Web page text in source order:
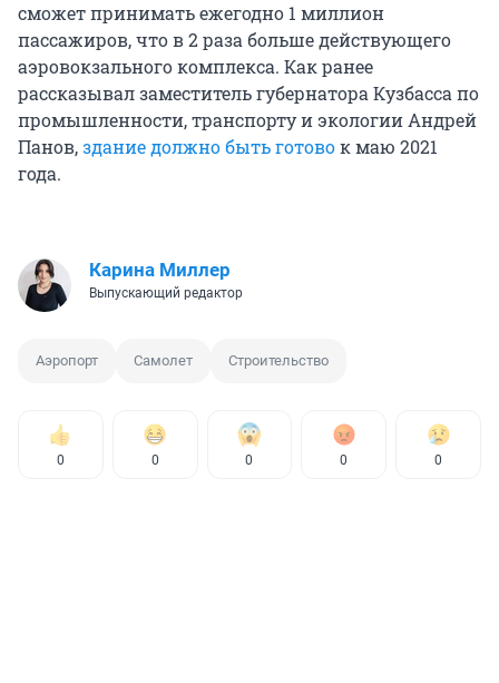
сможет принимать ежегодно 1 миллион
пассажиров, что в 2 раза больше действующего
аэровокзального комплекса. Как ранее
рассказывал заместитель губернатора Кузбасса по
промышленности, транспорту и экологии Андрей
Панов,здание должно быть готовок маю 2021
года.
Карина Миллер
Выпускающий редактор
Аэропорт Самолет Строительство
0 0 0 0 0